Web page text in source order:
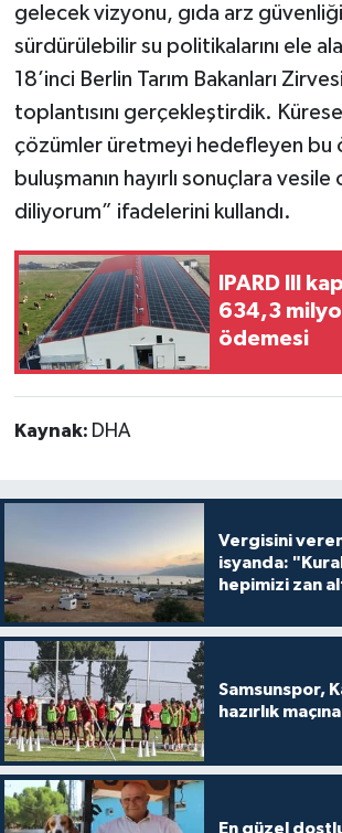
gelecek vizyonu, gıda arz
sürdürülebilir su politikalarını ele
18’inci Berlin Tarım Bakanları
toplantısını gerçekleştirdik.
çözümler üretmeyi hedefleyen bu
buluşmanın hayırlı sonuçlara vesile
diliyorum” ifadelerini kullandı.
IPARD III
634,3
ödemesi
Kaynak: DHA
Vergisini
isyanda:
hepimizi zan
Samsunspor,
hazırlık
En güzel